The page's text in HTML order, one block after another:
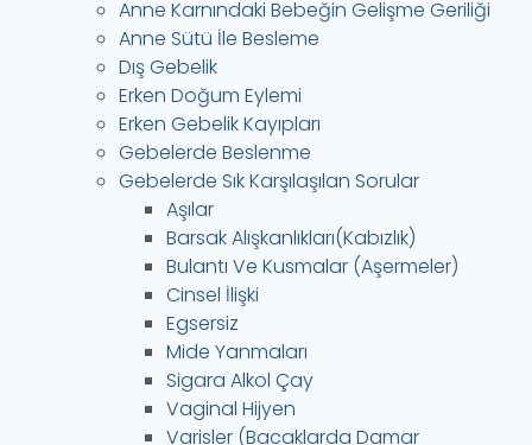
Anne Karnındaki Bebeğin Gelişme Geriliği
Anne Sütü İle Besleme
Dış Gebelik
Erken Doğum Eylemi
Erken Gebelik Kayıpları
Gebelerde Beslenme
Gebelerde Sık Karşılaşılan Sorular
Aşılar
Barsak Alışkanlıkları(Kabızlık)
Bulantı Ve Kusmalar (Aşermeler)
Cinsel İlişki
Egsersiz
Mide Yanmaları
Sigara Alkol Çay
Vaginal Hijyen
Varisler (Bacaklarda Damar